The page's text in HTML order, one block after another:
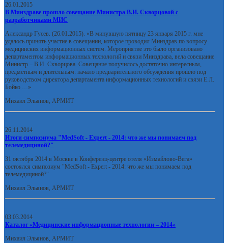
26.01.2015
В Минздраве прошло совещание Министра В.И. Скворцовой с
разработчиками МИС
Александр Гусев. (26.01.2015). «В минувшую пятницу 23 января 2015 г. мне
удалось принять участие в совещании, которое проводил Минздрав по вопросу
медицинских информационных систем. Мероприятие это было организовано
департаментом информационных технологий и связи Минздрава, вела совещание
Министр – В.И. Скворцова. Совещание получилось достаточно интересным,
предметным и длительным: начало предварительного обсуждения прошло под
руководством директора департамента информационных технологий и связи Е.Л.
Бойко …»
Михаил Эльянов, АРМИТ
26.11.2014
Итоги симпозиума "MedSoft - Expert - 2014: что же мы понимаем под
телемедициной?"
31 октября 2014 в Москве в Конференц-центре отеля «Измайлово-Вега»
состоялся симпозиум "MedSoft - Expert - 2014: что же мы понимаем под
телемедициной?"
Михаил Эльянов, АРМИТ
03.03.2014
Каталог «Медицинские информационные технологии – 2014»
Михаил Эльянов, АРМИТ